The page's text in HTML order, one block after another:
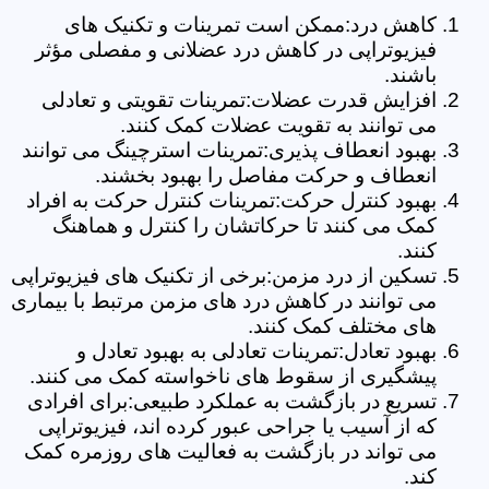
کاهش درد:ممکن است تمرینات و تکنیک های
فیزیوتراپی در کاهش درد عضلانی و مفصلی مؤثر
باشند.
افزایش قدرت عضلات:تمرینات تقویتی و تعادلی
می توانند به تقویت عضلات کمک کنند.
بهبود انعطاف پذیری:تمرینات استرچینگ می توانند
انعطاف و حرکت مفاصل را بهبود بخشند.
بهبود کنترل حرکت:تمرینات کنترل حرکت به افراد
کمک می کنند تا حرکاتشان را کنترل و هماهنگ
کنند.
تسکین از درد مزمن:برخی از تکنیک های فیزیوتراپی
می توانند در کاهش درد های مزمن مرتبط با بیماری
های مختلف کمک کنند.
بهبود تعادل:تمرینات تعادلی به بهبود تعادل و
پیشگیری از سقوط های ناخواسته کمک می کنند.
تسریع در بازگشت به عملکرد طبیعی:برای افرادی
که از آسیب یا جراحی عبور کرده اند، فیزیوتراپی
می تواند در بازگشت به فعالیت های روزمره کمک
کند.